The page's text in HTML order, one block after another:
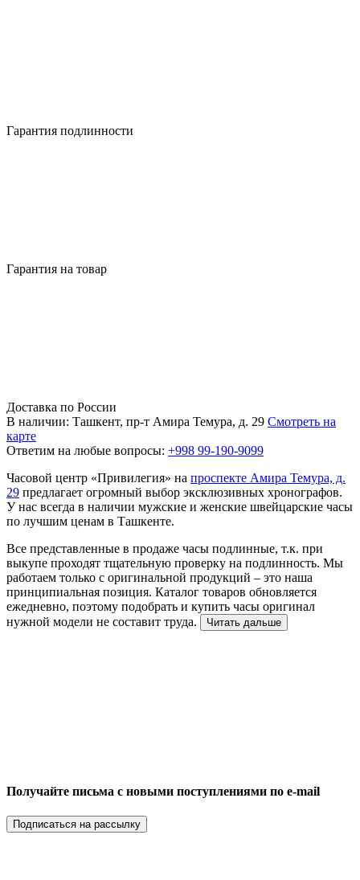
Гарантия подлинности
Гарантия на товар
Доставка по России
В наличии: Ташкент, пр-т Амира Темура, д. 29 Смотреть на
карте
Ответим на любые вопросы: +998 99-190-9099
Часовой центр «Привилегия» на проспекте Амира Темура, д.
29 предлагает огромный выбор эксклюзивных хронографов.
У нас всегда в наличии мужские и женские швейцарские часы
по лучшим ценам в Ташкенте.
Все представленные в продаже часы подлинные, т.к. при
выкупе проходят тщательную проверку на подлинность. Мы
работаем только с оригинальной продукций – это наша
принципиальная позиция. Каталог товаров обновляется
ежедневно, поэтому подобрать и купить часы оригинал
нужной модели не составит труда.
Читать дальше
Получайте письма с новыми поступлениями по e-mail
Подписаться на рассылку